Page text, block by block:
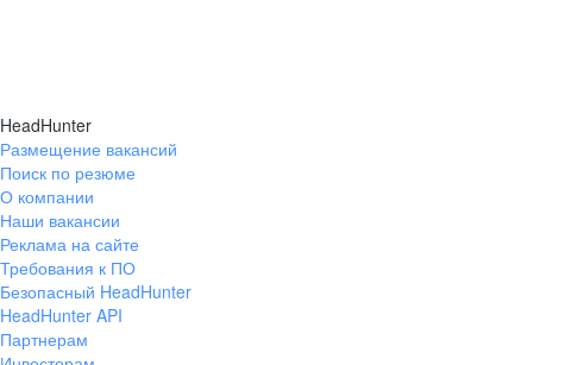
HeadHunter
Размещение вакансий
Поиск по резюме
О компании
Наши вакансии
Реклама на сайте
Требования к ПО
Безопасный HeadHunter
HeadHunter API
Партнерам